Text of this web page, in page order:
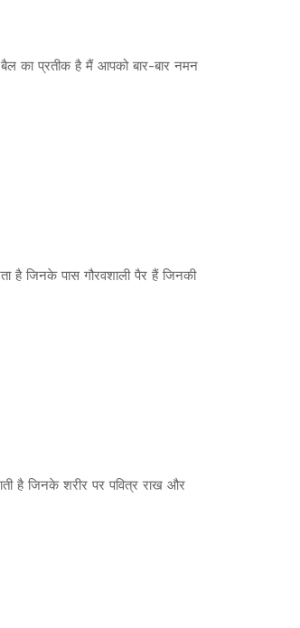
बैल का प्रतीक है मैं आपको बार-बार नमन
है जिनके पास गौरवशाली पैर हैं जिनकी
है जिनके शरीर पर पवित्र राख और